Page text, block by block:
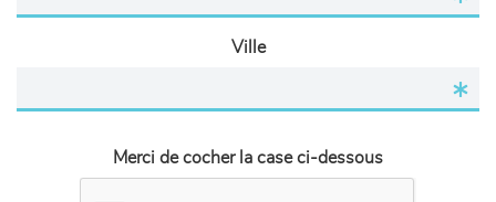
Ville
Merci de cocher la case ci-dessous